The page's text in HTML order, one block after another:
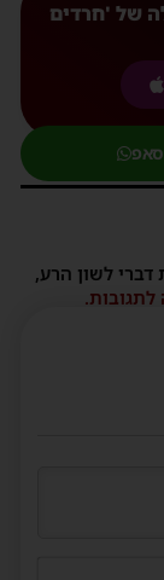
של 'חרדים
דברי לשון הרע,
לתגובות.